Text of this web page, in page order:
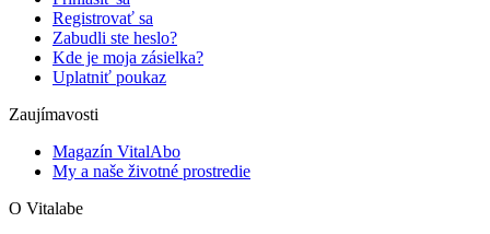
Registrovať sa
Zabudli ste heslo?
Kde je moja zásielka?
Uplatniť poukaz
Zaujímavosti
Magazín VitalAbo
My a naše životné prostredie
O Vitalabe